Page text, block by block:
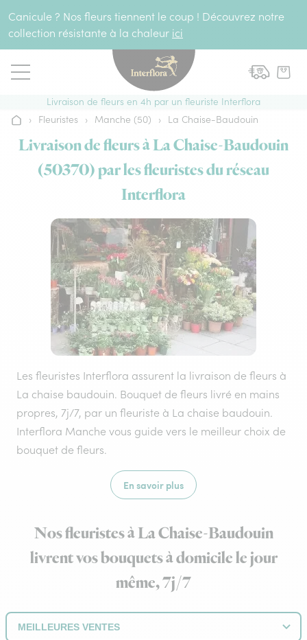
Canicule ? Nos fleurs tiennent le coup ! Découvrez notre
collection résistante à la chaleur ici
Livraison de fleurs en 4h par un fleuriste Interflora
Accueil
› Fleuristes › Manche (50) › La Chaise-Baudouin
Livraison de fleurs à La Chaise-Baudouin
(50370) par les fleuristes du réseau
Interflora
Les fleuristes Interflora assurent la livraison de fleurs à
La chaise baudouin. Bouquet de fleurs livré en mains
propres, 7j/7, par un fleuriste à La chaise baudouin.
Interflora Manche vous guide vers le meilleur choix de
bouquet de fleurs.
En savoir plus
Nos fleuristes à La Chaise-Baudouin
livrent vos bouquets à domicile le jour
même, 7j/7